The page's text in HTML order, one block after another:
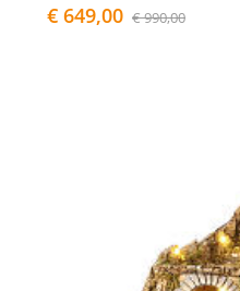
€ 649,00 € 990,00